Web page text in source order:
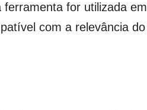
for utilizada em
com a relevância do